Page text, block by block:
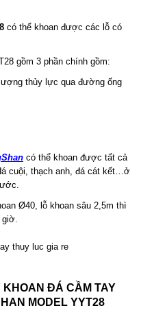
có thể khoan được các lỗ có
gồm 3 phần chính gồm:
thủy lực qua đường ống
có thể khoan được tất cả
cuội, thạch anh, đá cát kết…ở
Ø40, lỗ khoan sâu 2,5m thì
KHOAN ĐÁ CẦM TAY
MODEL YYT28